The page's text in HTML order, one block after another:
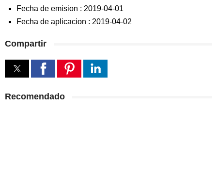
Fecha de emision : 2019-04-01
Fecha de aplicacion : 2019-04-02
Compartir
Recomendado